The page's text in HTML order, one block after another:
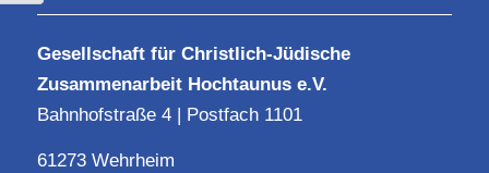
Gesellschaft für Christlich-Jüdische
Zusammenarbeit Hochtaunus e.V.
Bahnhofstraße 4 | Postfach 1101
61273 Wehrheim